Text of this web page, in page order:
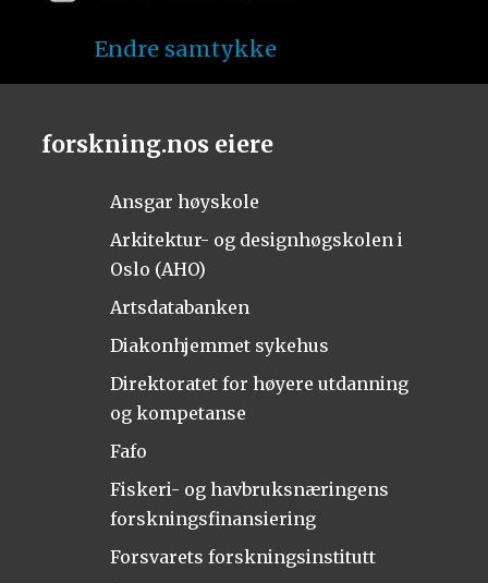
Endre samtykke
forskning.nos eiere
Ansgar høyskole
Arkitektur- og designhøgskolen i
Oslo (AHO)
Artsdatabanken
Diakonhjemmet sykehus
Direktoratet for høyere utdanning
og kompetanse
Fafo
Fiskeri- og havbruksnæringens
forskningsfinansiering
Forsvarets forskningsinstitutt